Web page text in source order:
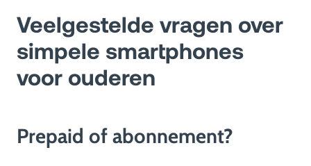
Veelgestelde vragen over
simpele smartphones
voor ouderen
Prepaid of abonnement?